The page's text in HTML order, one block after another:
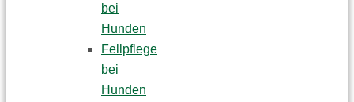
bei
Hunden
Fellpflege
bei
Hunden